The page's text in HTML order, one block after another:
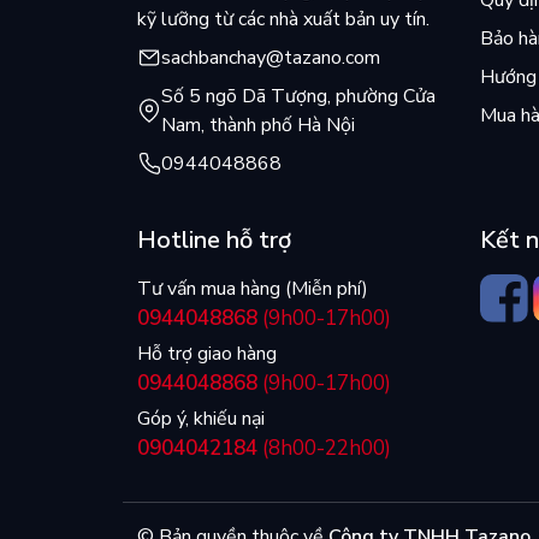
sống hạnh phúc tới từ Thân - Tâm - Trí.
Trong dòng chảy xiết của cuộc sống, Charles
thể hoen gỉ. Nếu như bạn đang cần một điểm
Đời Giản Đơn
kỹ lưỡng từ các nhà xuất bản uy tín.
sachbanchay@tazano.com
Số 5 ngõ Dã Tượng, phường Cửa
Nam, thành phố Hà Nội
0944048868
Bảo
Mua
Hotline hỗ trợ
Tư vấn mua hàng (Miễn phí)
0944048868 (9h00-17h00)
Hỗ trợ giao hàng
0944048868 (9h00-17h00)
Góp ý, khiếu nại
0904042184 (8h00-22h00)
Kết